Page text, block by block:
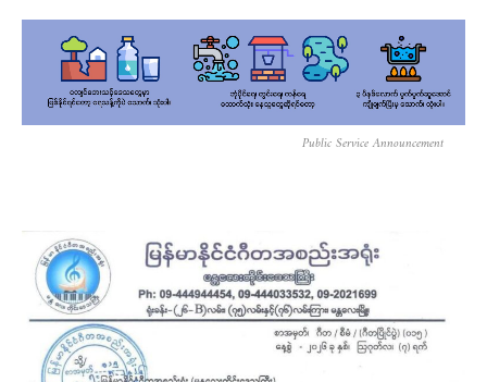
Public Service Announcement